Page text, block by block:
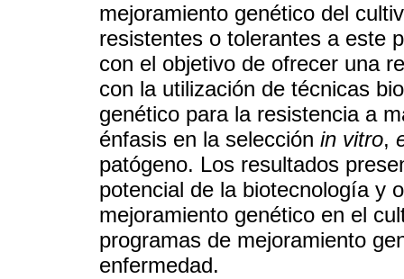
mejoramiento genético del
resistentes o tolerantes a este
con el objetivo de ofrecer una
con la utilización de técnicas
genético para la resistencia a
énfasis en la selección in vitro,
patógeno. Los resultados
potencial de la biotecnología y
mejoramiento genético en el
programas de mejoramiento
enfermedad.